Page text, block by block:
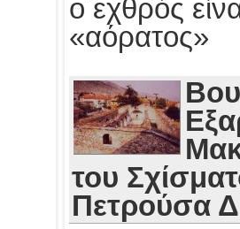
ο εχθρός
«αόρατος»
του
Πετρούσα